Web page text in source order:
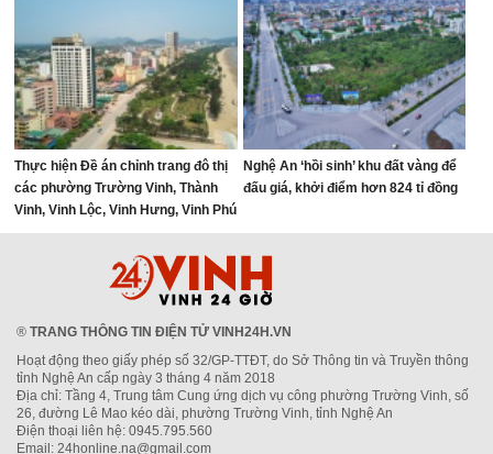
Thực hiện Đề án chỉnh trang đô thị
các phường Trường Vinh, Thành
Vinh, Vinh Lộc, Vinh Hưng, Vinh Phú
và Cửa Lò giai đoạn 2026 – 2030
Nghệ An ‘hồi sinh’ khu đất vàng để
đấu giá, khởi điểm hơn 824 tỉ đồng
® TRANG THÔNG TIN ĐIỆN TỬ VINH24H.VN
Hoạt động theo giấy phép số 32/GP-TTĐT, do Sở Thông tin và Truyền thông
tỉnh Nghệ An cấp ngày 3 tháng 4 năm 2018
Địa chỉ: Tầng 4, Trung tâm Cung ứng dịch vụ công phường Trường Vinh, số
26, đường Lê Mao kéo dài, phường Trường Vinh, tỉnh Nghệ An
Điện thoại liên hệ: 0945.795.560
Email: 24honline.na@gmail.com